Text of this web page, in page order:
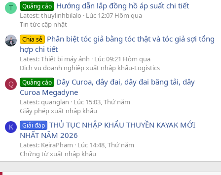
T Quảng cáo Hướng dẫn lắp đồng hồ áp suất chi tiết
Latest: thuylinhbilalo
Lúc 12:07 Hôm qua
Tin tức cập nhật
Chia sẻ Phân biệt tóc giả bằng tóc thật và tóc giả sợi tổng
hợp chi tiết
Latest: Thiết bị máy ảnh
Lúc 09:21 Hôm qua
Dịch vụ doanh nghiệp xuất nhập khẩu-Logistics
Q Quảng cáo Dây Curoa, dây đai, dây đai băng tải, dây
Curoa Megadyne
Latest: quanglan
Lúc 15:03, Thứ năm
Giấy phép xuất nhập khẩu
K Giải đáp THỦ TỤC NHẬP KHẨU THUYỀN KAYAK MỚI
NHẤT NĂM 2026
Latest: KeiraPham
Lúc 14:48, Thứ năm
Chứng từ xuất nhập khẩu